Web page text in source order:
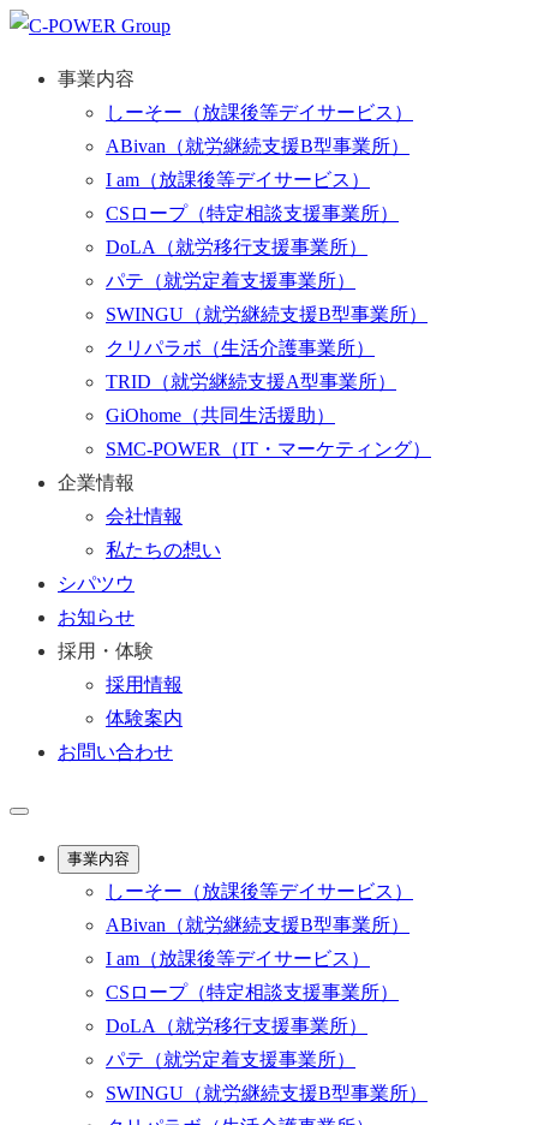
事業内容
しーそー （放課後等デイサービス）
ABivan （就労継続支援B型事業所）
I am （放課後等デイサービス）
CSロープ（特定相談支援事業所）
DoLA
（就労移行支援事業所）
パテ （就労定着支援事業所）
SWINGU （就労継続支援B型事業所）
クリパラボ （生活介護事業所）
TRID （就労継続支援A型事業所）
GiOhome （共同生活援助）
SMC-POWER
（IT・マーケティング）
企業情報
会社情報
私たちの想い
シパツウ
お知らせ
採用・体験
採用情報
体験案内
お問い合わせ
事業内容
しーそー （放課後等デイサービス）
ABivan （就労継続支援B型事業所）
I am （放課後等デイサービス）
CSロープ（特定相談支援事業所）
DoLA
（就労移行支援事業所）
パテ （就労定着支援事業所）
SWINGU （就労継続支援B型事業所）